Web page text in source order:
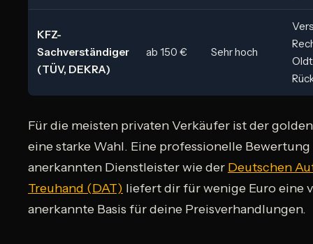
KFZ-
Sachverständiger
(TÜV, DEKRA)
ab 150 € Sehr hoch
Für die meisten privaten Verkäufer ist der
eine starke Wahl. Eine professionelle
anerkannten Dienstleister wie der Deutschen
Treuhand (DAT) liefert dir für wenige Euro eine
anerkannte Basis für deine Preisverhandlungen.